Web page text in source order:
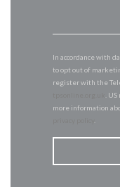
In accordance with
to opt out of
register with the
.
more information